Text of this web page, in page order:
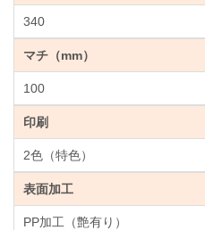
340
マチ（mm）
100
印刷
2色（特色）
表面加工
PP加工（艶有り）